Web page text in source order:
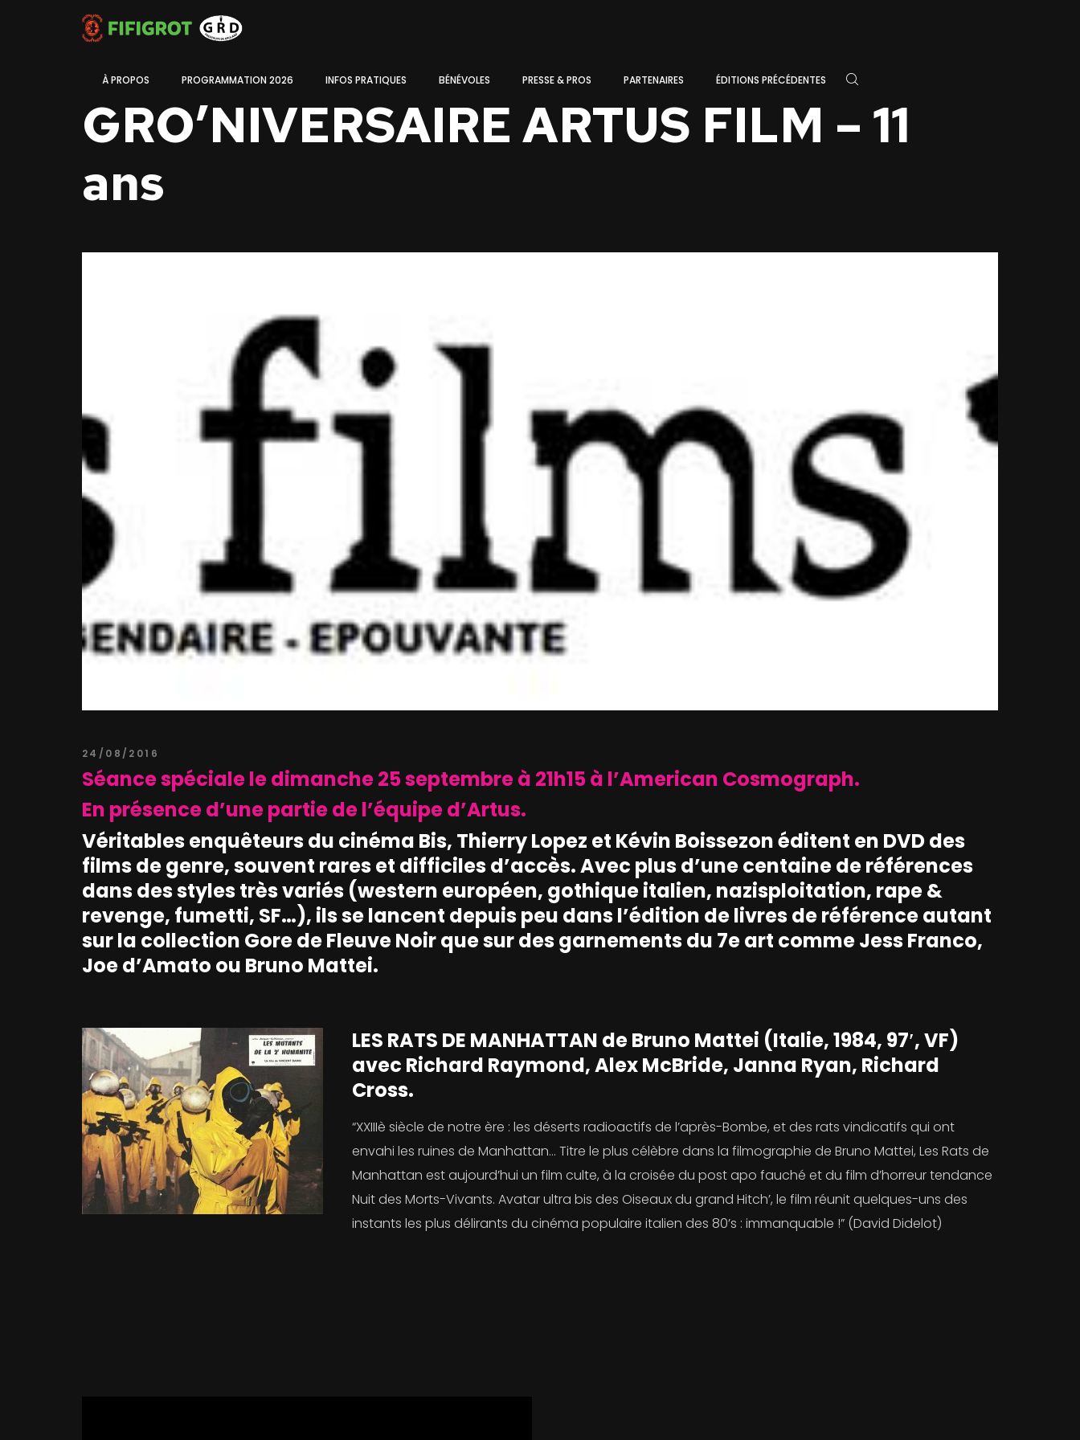
À PROPOS PROGRAMMATION 2026 INFOS PRATIQUES BÉNÉVOLES PRESSE & PROS PARTENAIRES ÉDITIONS PRÉCÉDENTES
GRO’NIVERSAIRE ARTUS FILM – 11
ans
24/08/2016
Séance spéciale le dimanche 25 septembre à 21h15 à l’American Cosmograph.
En présence d’une partie de l’équipe d’Artus.
Véritables enquêteurs du cinéma Bis, Thierry Lopez et Kévin Boissezon éditent en DVD des
films de genre, souvent rares et difficiles d’accès. Avec plus d’une centaine de références
dans des styles très variés (western européen, gothique italien, nazisploitation, rape &
revenge, fumetti, SF…), ils se lancent depuis peu dans l’édition de livres de référence autant
sur la collection Gore de Fleuve Noir que sur des garnements du 7e art comme Jess Franco,
Joe d’Amato ou Bruno Mattei.
LES RATS DE MANHATTAN de Bruno Mattei (Italie, 1984, 97′, VF)
avec Richard Raymond, Alex McBride, Janna Ryan, Richard
Cross.
“XXIIIè siècle de notre ère : les déserts radioactifs de l’après-Bombe, et des rats vindicatifs qui ont
envahi les ruines de Manhattan… Titre le plus célèbre dans la filmographie de Bruno Mattei, Les Rats de
Manhattan est aujourd’hui un film culte, à la croisée du post apo fauché et du film d’horreur tendance
Nuit des Morts-Vivants. Avatar ultra bis des Oiseaux du grand Hitch’, le film réunit quelques-uns des
instants les plus délirants du cinéma populaire italien des 80’s : immanquable !” (David Didelot)